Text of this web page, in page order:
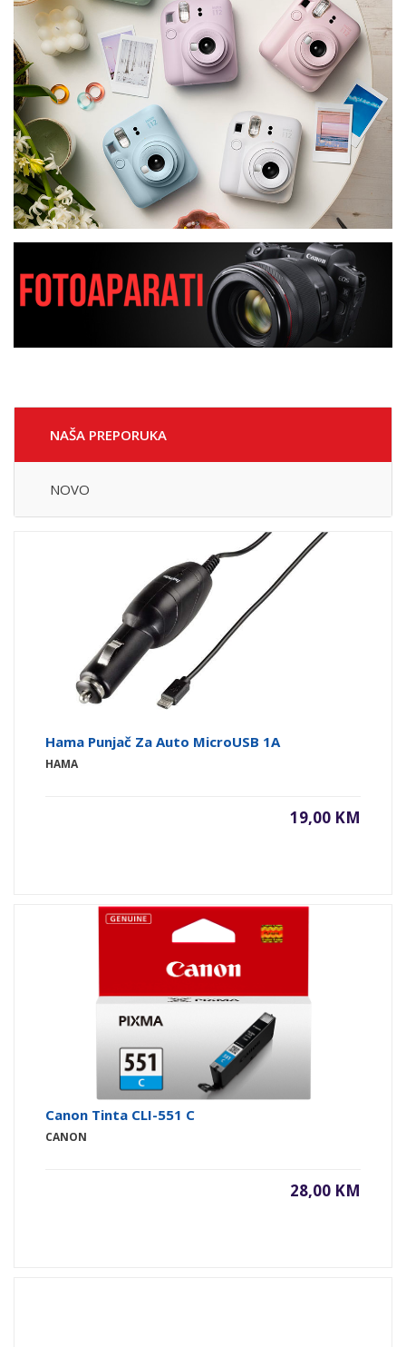
NAŠA PREPORUKA
NOVO
Hama Punjač Za Auto MicroUSB 1A
HAMA
19,00 KM
Canon Tinta CLI-551 C
CANON
28,00 KM